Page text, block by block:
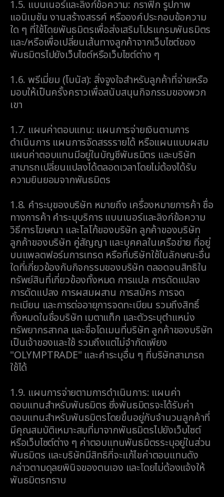
1.5. แบนเนอร์และลิงก์ข้อความ: กราฟิก รูปภาพ
แอนิเมชัน งานสร้างสรรค์ หรือองค์ประกอบข้อความ
ใด ๆ ที่ใช้โดยพันธมิตรเพื่อส่งเสริมโปรแกรมพันธมิตร
และ/หรือเพื่อเปลี่ยนเส้นทางลูกค้าจากเว็บไซต์ของ
พันธมิตรไปยังเว็บไซต์หรือเว็บไซต์ต่าง ๆ
1.6. พรีเมี่ยม (โบนัส): สิ่งจูงใจสำหรับลูกค้าที่จ่ายหรือ
มอบให้เป็นครั้งคราวเพื่อสนับสนุนกิจกรรมของพวก
เขา
1.7. แผนค่าตอบแทน: แผนการจ่ายเงินตามการ
ดำเนินการ แผนการจัดสรรรายได้ หรือแผนแบบผสม
แผนค่าตอบแทนมีอยู่ในบัญชีพันธมิตร และบริษัท
สามารถเปลี่ยนแปลงได้ตลอดเวลาโดยไม่ต้องได้รับ
ความยินยอมจากพันธมิตร
1.8. คำระบุของบริษัท หมายถึง เครื่องหมายการค้า ชื่อ
ทางการค้า คำระบุบริการ แบนเนอร์และลิงก์ข้อความ
วิธีการโฆษณา และโลโก้ของบริษัท ลูกค้าของบริษัท
ลูกค้าของบริษัท คู่สัญญา และบุคคลในเครือข่าย ที่อยู่
บนแพลตฟอร์มการเทรด หรือที่บริษัทใช้ในลักษณะอื่น
ใดที่เกี่ยวข้องกับกิจกรรมของบริษัท ตลอดจนสิทธิใน
ทรัพย์สินที่เกี่ยวข้องทั้งหมด การแปล การดัดแปลง
การดัดแปลง การผสมผสาน การสมัคร การจด
ทะเบียน และการต่ออายุการจดทะเบียน รวมถึงสิทธิ์
ทั้งหมดในชื่อบริษัท เมตาแท็ก และตัวระบุตำแหน่ง
ทรัพยากรสากล และชื่อโดเมนที่บริษัท ลูกค้าของบริษัท
เป็นเจ้าของและใช้ รวมถึงแต่ไม่จำกัดเพียง
"OLYMPTRADE" และคำระบุอื่น ๆ ที่บริษัทสามารถ
ใช้ได้
1.9. แผนการจ่ายตามการดำเนินการ: แผนค่า
ตอบแทนสำหรับพันธมิตร ซึ่งพันธมิตรจะได้รับค่า
ตอบแทนสำหรับพันธมิตรโดยขึ้นอยู่กับจำนวนลูกค้าที่
มีคุณสมบัติเหมาะสมที่มาจากพันธมิตรไปยังเว็บไซต์
หรือเว็บไซต์ต่าง ๆ ค่าตอบแทนพันธมิตรระบุอยู่ในส่วน
พันธมิตร และบริษัทมีสิทธิที่จะแก้ไขค่าตอบแทนดัง
กล่าวตามดุลยพินิจของตนเอง และโดยไม่ต้องแจ้งให้
พันธมิตรทราบ